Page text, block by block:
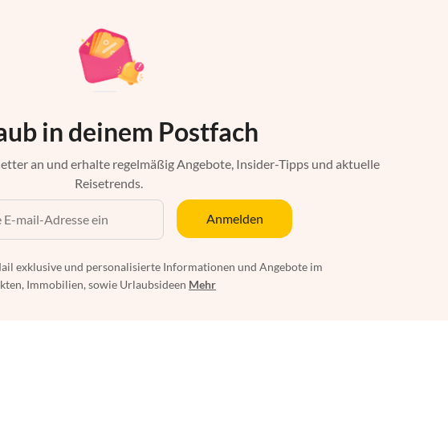
in deinem Postfach
an und erhalte regelmäßig Angebote, Insider-Tipps und aktuelle
Reisetrends.
Anmelden
exklusive und personalisierte Informationen und Angebote im
Immobilien, sowie Urlaubsideen Mehr